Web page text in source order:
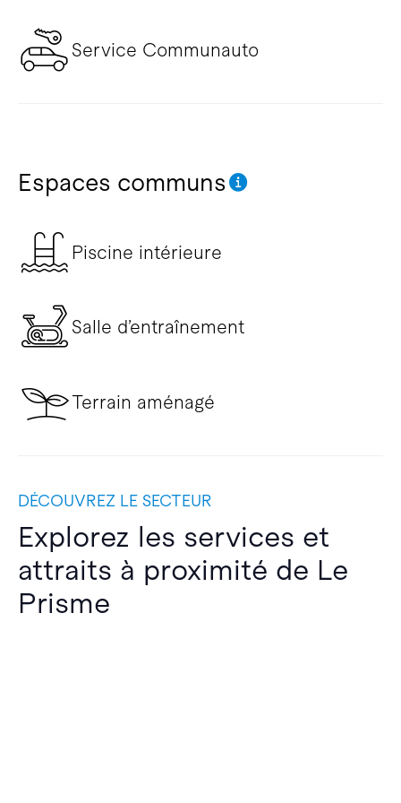
Service Communauto
Espaces communs
Piscine intérieure
Salle d’entraînement
Terrain aménagé
DÉCOUVREZ LE SECTEUR
Explorez les services et
attraits à proximité de Le
Prisme